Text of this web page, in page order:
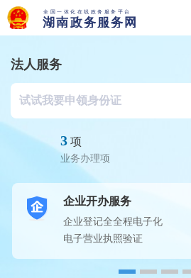
法人服务
3 项
业务办理项
企业开办服务
企业登记全全程电子化
电子营业执照验证